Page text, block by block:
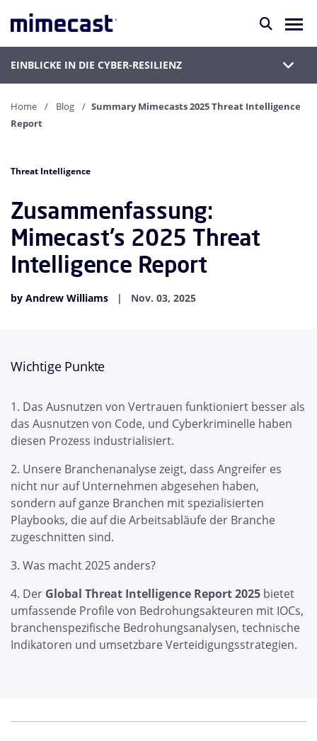
EINBLICKE IN DIE CYBER-RESILIENZ
Home Blog
Summary Mimecasts 2025 Threat Intelligence
Report
Threat Intelligence
Zusammenfassung:
Mimecast's 2025 Threat
Intelligence Report
by Andrew Williams Nov. 03, 2025
Wichtige Punkte
Das Ausnutzen von Vertrauen funktioniert besser als
das Ausnutzen von Code, und Cyberkriminelle haben
diesen Prozess industrialisiert.
Unsere Branchenanalyse zeigt, dass Angreifer es
nicht nur auf Unternehmen abgesehen haben,
sondern auf ganze Branchen mit spezialisierten
Playbooks, die auf die Arbeitsabläufe der Branche
zugeschnitten sind.
Was macht 2025 anders?
Der Global Threat Intelligence Report 2025 bietet
umfassende Profile von Bedrohungsakteuren mit IOCs,
branchenspezifische Bedrohungsanalysen, technische
Indikatoren und umsetzbare Verteidigungsstrategien.